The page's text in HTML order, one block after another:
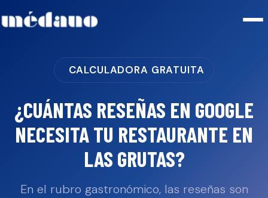
CALCULADORA GRATUITA
¿CUÁNTAS RESEÑAS EN GOOGLE
NECESITA TU RESTAURANTE EN
LAS GRUTAS?
En el rubro gastronómico, las reseñas son